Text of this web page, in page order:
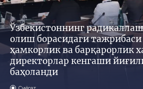
Ўзбекистоннинг
олиш борасидаги тажрибаси
ҳамкорлик ва барқарорлик
директорлар кенгаши
баҳоланди